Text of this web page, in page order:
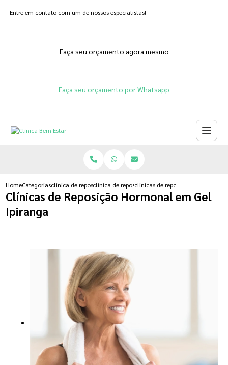
Entre em contato com um de nossos especialistas!
Faça seu orçamento agora mesmo
Faça seu orçamento por Whatsapp
HomeCategoriasclinica de reposicao hormonalclinica de reposicao hormonal que emagrece
clinicas de reposicao hormonal
Clínicas de Reposição Hormonal em Gel
Ipiranga